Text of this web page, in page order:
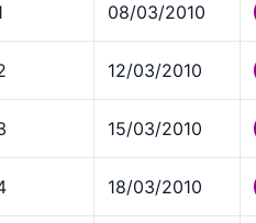
08/03/2010
12/03/2010
15/03/2010
18/03/2010